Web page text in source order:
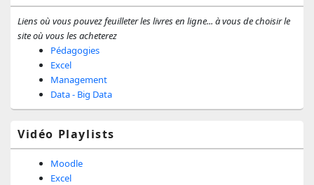
Liens où vous pouvez feuilleter les livres en ligne... à vous de choisir le
site où vous les acheterez
Pédagogies
Excel
Management
Data - Big Data
Vidéo Playlists
Moodle
Excel